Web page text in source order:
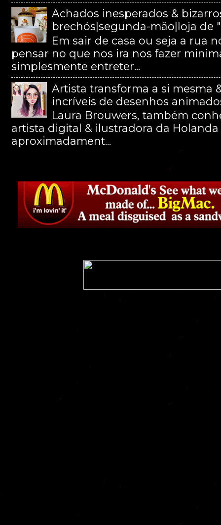
Achados inesperados &
brechós|segunda-mão|loja
Em sair de casa ou seja a rua
pensar no que nos ira nos fazer
simplesmente entreter...
Artista transforma a si mesma
incríveis de desenhos
Laura Brouwers, também
artista digital & ilustradora da
aproximadament...